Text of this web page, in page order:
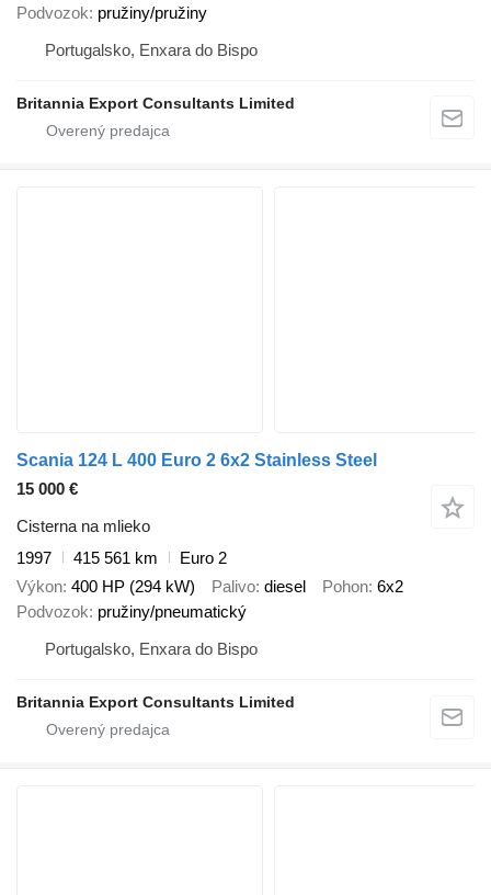
Podvozok pružiny/pružiny
Portugalsko, Enxara do Bispo
Britannia Export Consultants Limited
Scania 124 L 400 Euro 2 6x2 Stainless Steel
15 000 €
Cisterna na mlieko
1997
415 561 km
Euro 2
Výkon 400 HP (294 kW) Palivo diesel Pohon 6x2
Podvozok pružiny/pneumatický
Portugalsko, Enxara do Bispo
Britannia Export Consultants Limited